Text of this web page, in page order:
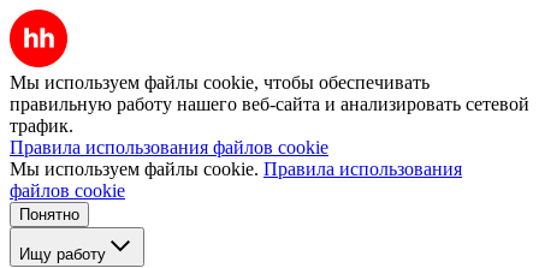
Мы используем файлы cookie, чтобы обеспечивать
правильную работу нашего веб-сайта и анализировать сетевой
трафик.
Правила использования файлов cookie
Мы используем файлы cookie. Правила использования
файлов cookie
Понятно
Ищу работу